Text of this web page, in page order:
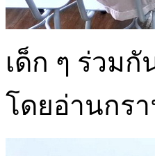
เด็ก ๆ ร่วมกั
โดยอ่านกร